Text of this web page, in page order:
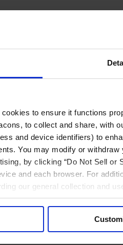
to ensure it functions
to collect and share, with
and device identifiers) to
You may modify or
by clicking “Do Not Sell or
and each browser. For
our general collection and